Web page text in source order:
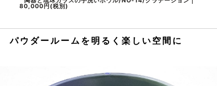
80,000円(税別)
パウダールームを明るく楽しい空間に